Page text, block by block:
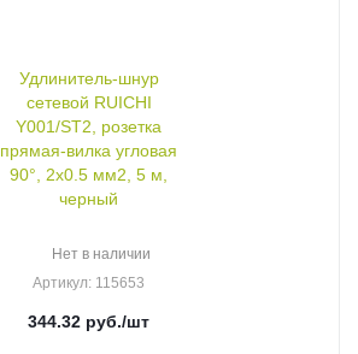
Удлинитель-шнур
сетевой RUICHI
Y001/ST2, розетка
прямая-вилка угловая
90°, 2х0.5 мм2, 5 м,
черный
Нет в наличии
Артикул: 115653
344.32 руб./шт